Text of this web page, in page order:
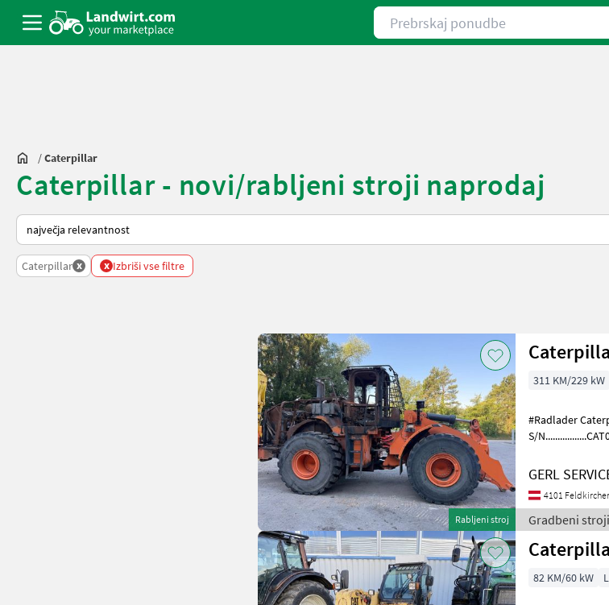
Prebrskaj ponudbe
/Caterpillar
Caterpillar - novi/rabljeni stroji naprodaj
Tako je razvrščeno na Landwirt.com
Caterpillar x x Izbriši vse filtre
Rabljeni stroj
311 KM/229 kW
#Radlader
S/
GERL
4101
Gradbeni
82 KM/60 kW